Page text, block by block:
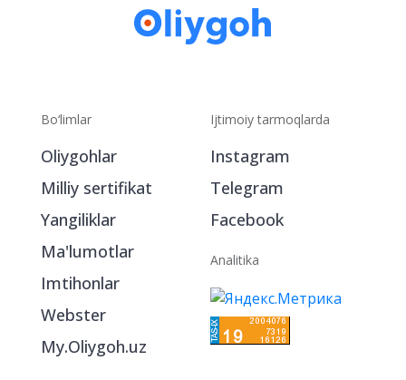
Bo‘limlar
Oliygohlar
Imtihonlar
Ijtimoiy tarmoqlarda
Telegram
Facebook
Analitika